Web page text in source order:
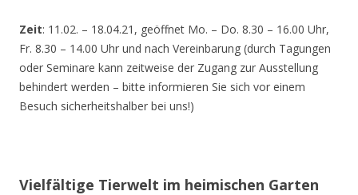
Zeit: 11.02. – 18.04.21, geöffnet Mo. – Do. 8.30 – 16.00 Uhr,
Fr. 8.30 – 14.00 Uhr und nach Vereinbarung (durch Tagungen
oder Seminare kann zeitweise der Zugang zur Ausstellung
behindert werden – bitte informieren Sie sich vor einem
Besuch sicherheitshalber bei uns!)
Vielfältige Tierwelt im heimischen Garten